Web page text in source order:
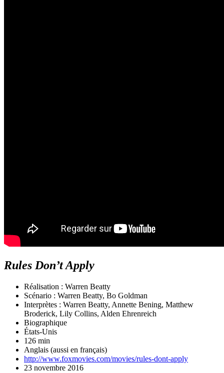
Rules Don’t Apply
Réalisation : Warren Beatty
Scénario : Warren Beatty, Bo Goldman
Interprètes : Warren Beatty, Annette Bening, Matthew
Broderick, Lily Collins, Alden Ehrenreich
Biographique
États-Unis
126 min
Anglais (aussi en français)
http://www.foxmovies.com/movies/rules-dont-apply
23 novembre 2016